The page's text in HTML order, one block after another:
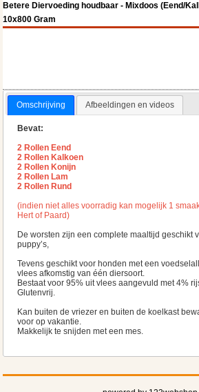
Betere Diervoeding houdbaar - Mixdoos (Eend/
10x800 Gram
Omschrijving Afbeeldingen en videos
Bevat:
2 Rollen Eend
2 Rollen Kalkoen
2 Rollen Konijn
2 Rollen Lam
2 Rollen Rund
(indien niet alles voorradig kan mogelijk 1
Hert of Paard)
De worsten zijn een complete maaltijd geschikt
puppy’s,
Tevens geschikt voor honden met een
vlees afkomstig van één diersoort.
Bestaat voor 95% uit vlees aangevuld met 4%
Glutenvrij.
Kan buiten de vriezer en buiten de koelkast
voor op vakantie.
Makkelijk te snijden met een mes.